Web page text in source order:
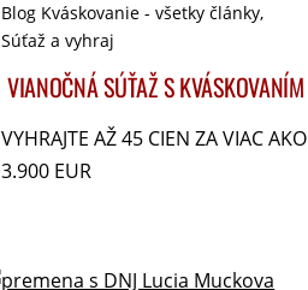
Blog Kváskovanie - všetky články,
Súťaž a vyhraj
VIANOČNÁ SÚŤAŽ S KVÁSKOVANÍM
VYHRAJTE AŽ 45 CIEN ZA VIAC AKO
3.900 EUR